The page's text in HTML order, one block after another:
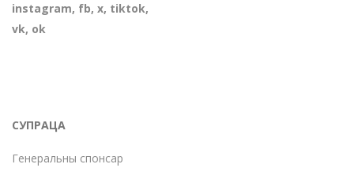
instagram, fb, х, tiktok,
vk, ok
СУПРАЦА
Генеральны спонсар